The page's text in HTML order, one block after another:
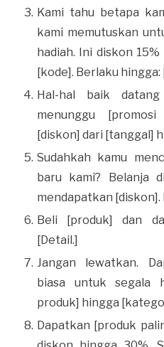
Kami tahu betapa
kami memutuskan
hadiah. Ini diskon
[kode]. Berlaku
Hal-hal baik
menunggu
[diskon] dari [tanggal]
Sudahkah kamu
baru kami? Belanja
mendapatkan [diskon].
Beli [produk] dan
[Detail.]
Jangan lewatkan.
biasa untuk segala
produk] hingga
Dapatkan [produk